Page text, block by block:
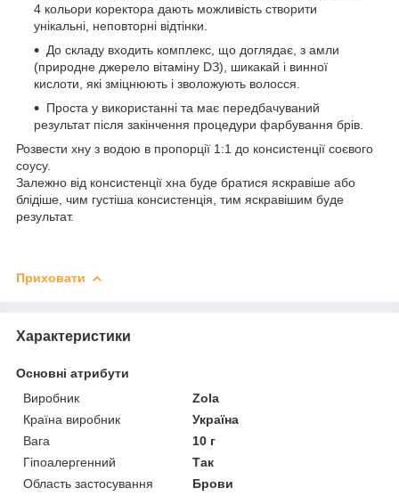
4 кольори коректора дають можливість створити
унікальні, неповторні відтінки.
До складу входить комплекс, що доглядає, з амли
(природне джерело вітаміну DЗ), шикакай і винної
кислоти, які зміцнюють і зволожують волосся.
Проста у використанні та має передбачуваний
результат після закінчення процедури фарбування брів.
Розвести хну з водою в пропорції 1:1 до консистенції соєвого
соусу.
Залежно від консистенції хна буде братися яскравіше або
блідіше, чим густіша консистенція, тим яскравішим буде
результат.
Приховати
Характеристики
Основні атрибути
Виробник
Zola
Країна виробник
Україна
Вага
10 г
Гіпоалергенний
Так
Область застосування
Брови